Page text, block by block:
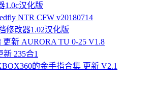
1.0c汉化版
NTR CFW v20180714
修改器1.02汉化版
新 AURORA TU 0-25 V1.8
235合1
的金手指合集 更新 V2.1